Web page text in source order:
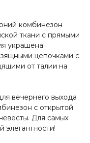
комбинезон
ткани с прямыми
украшена
цепочками с
от талии на
вечернего выхода
с открытой
Для самых
элегантности!